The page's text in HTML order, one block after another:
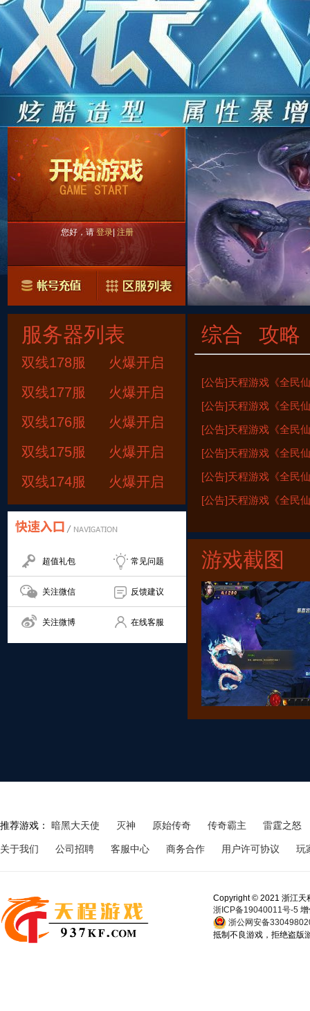
您好，请登录|注册
服务器列表
双线178服
火爆开启
双线177服
火爆开启
双线176服
火爆开启
双线175服
火爆开启
双线174服
火爆开启
超值礼包 常见问题
关注微信 反馈建议
关注微博 在线客服
综合 攻略
[公告]天程游戏《全民
[公告]天程游戏《全民
[公告]天程游戏《全民
[公告]天程游戏《全民
[公告]天程游戏《全民
[公告]天程游戏《全民
游戏截图
推荐游戏： 暗黑大天使 灭神 原始传奇 传奇霸主 雷霆之怒
关于我们 公司招聘 客服中心 商务合作 用户许可协议 玩
Copyright © 2021 浙江天
浙ICP备19040011号-5
浙公网安备
抵制不良游戏，拒绝盗版